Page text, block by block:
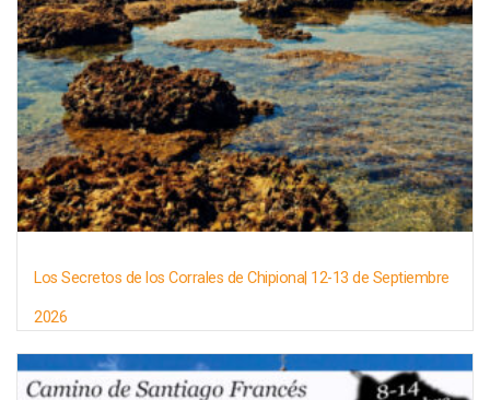
Los Secretos de los Corrales de Chipiona| 12-13 de Septiembre
2026